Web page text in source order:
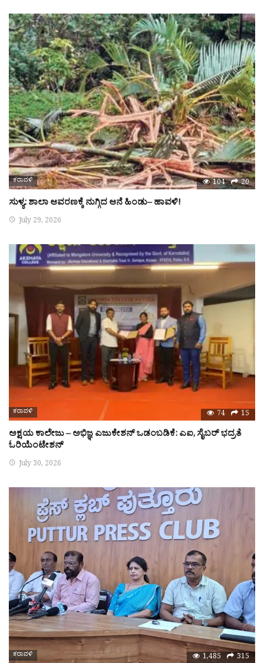
ಕರಾವಳಿ 104 20
ಸುಳ್ಯ: ಶಾಲಾ ಆವರಣಕ್ಕೆ ನುಗ್ಗಿದ ಆನೆ ಹಿಂಡು– ಹಾವಳಿ!
July 29, 2026
ಕರಾವಳಿ 74 15
ಅಕ್ಷಯ ಕಾಲೇಜು – ಅಭಿಜ್ಞ ಎಜುಕೇಶನ್ ಒಡಂಬಡಿಕೆ: ಎಐ, ಸೈಬರ್ ಭದ್ರತೆ
ಓರಿಯೆಂಟೇಶನ್
July 30, 2026
ಕರಾವಳಿ 1,485 315